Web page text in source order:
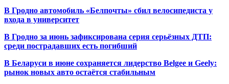
В Гродно автомобиль «Белпочты» сбил велосипедиста у
входа в университет
В Гродно за июнь зафиксирована серия серьёзных ДТП:
среди пострадавших есть погибший
В Беларуси в июне сохраняется лидерство Belgee и Geely:
рынок новых авто остаётся стабильным